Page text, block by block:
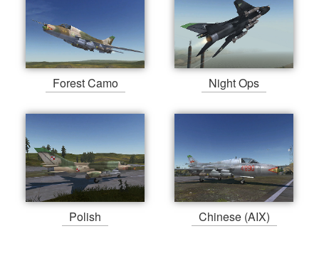
Forest Camo Night Ops
Polish Chinese (AIX)